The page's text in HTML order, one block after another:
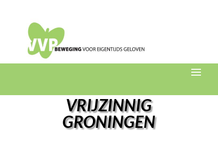
VRIJZINNIG
GRONINGEN